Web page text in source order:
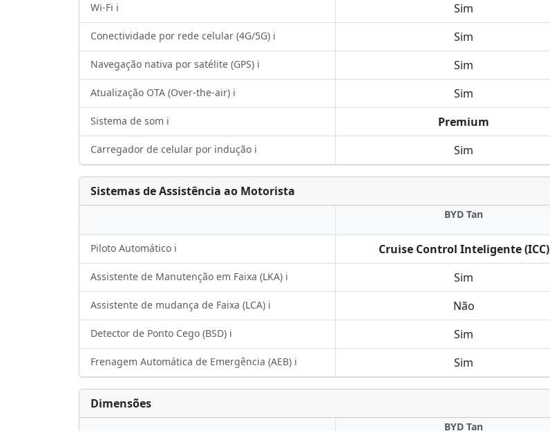
Wi-Fi ℹ️ Sim
Conectividade por rede celular (4G/5G) ℹ️ Sim
Navegação nativa por satélite (GPS) ℹ️ Sim
Atualização OTA (Over-the-air) ℹ️ Sim
Sistema de som ℹ️ Premium
Carregador de celular por indução ℹ️ Sim
Sistemas de Assistência ao Motorista
BYD Tan
Piloto Automático ℹ️
Cruise Control Inteligente (ICC)
Assistente de Manutenção em Faixa (LKA) ℹ️ Sim
Assistente de mudança de Faixa (LCA) ℹ️ Não
Detector de Ponto Cego (BSD) ℹ️ Sim
Frenagem Automática de Emergência (AEB) ℹ️ Sim
Dimensões
BYD Tan